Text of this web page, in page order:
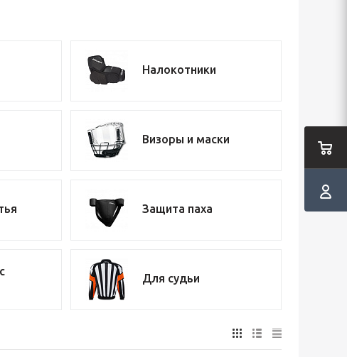
Налокотники
Визоры и маски
Защита паха
Для судьи